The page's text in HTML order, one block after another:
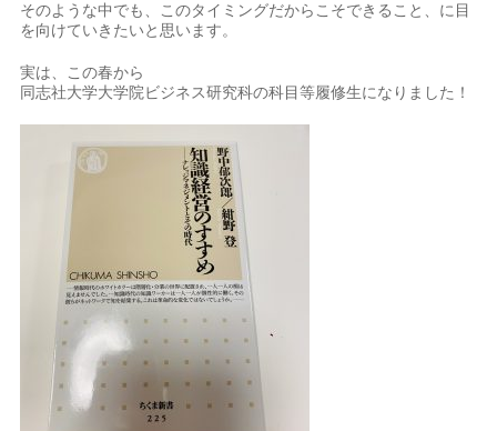
そのような中でも、このタイミングだからこそできること、に目
を向けていきたいと思います。
実は、この春から
同志社大学大学院ビジネス研究科の科目等履修生になりました！